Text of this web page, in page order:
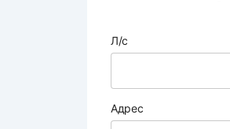
Л/с
Адрес